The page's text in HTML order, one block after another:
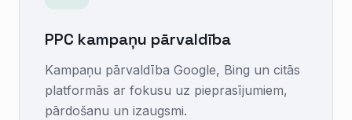
PPC kampaņu pārvaldība
Kampaņu pārvaldība Google, Bing un citās
platformās ar fokusu uz pieprasījumiem,
pārdošanu un izaugsmi.